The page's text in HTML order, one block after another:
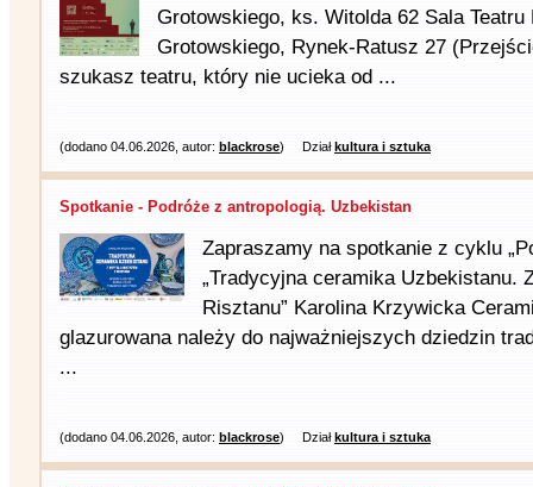
Grotowskiego, ks. Witolda 62 Sala
Grotowskiego, Rynek-Ratusz 27
szukasz teatru, który nie ucieka od ...
(dodano 04.06.2026, autor: blackrose) Działkultura i sztuka
Spotkanie - Podróże z antropologią. Uzbekistan
Zapraszamy na spotkanie z cyklu
„Tradycyjna ceramika Uzbekistanu.
Risztanu” Karolina Krzywicka
glazurowana należy do najważniejszych dziedzin
...
(dodano 04.06.2026, autor: blackrose) Działkultura i sztuka